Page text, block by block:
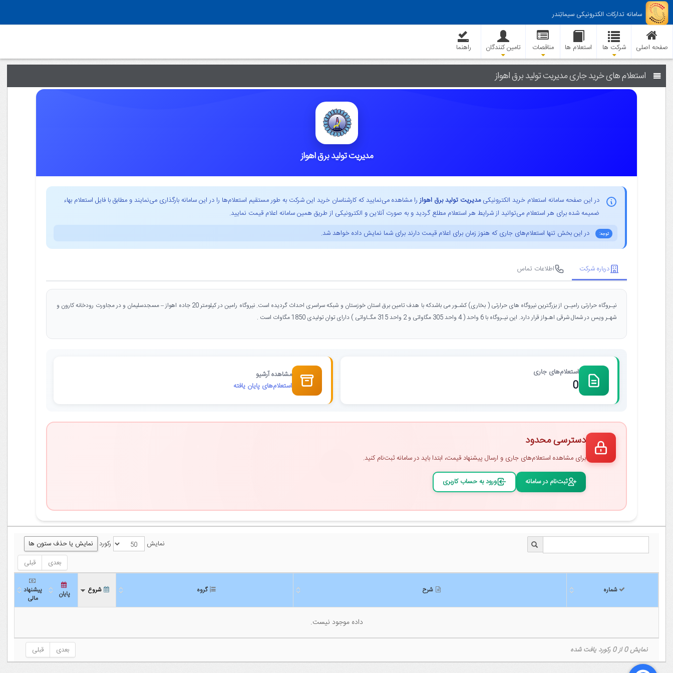
سامانه تدارکات الکترونیکی سیماتِندر
صفحه اصلی شرکت ها استعلام ها مناقصات تامین کنندگان راهنما
استعلام های خرید جاری مدیریت تولید برق اهواز
مدیریت تولید برق اهواز
در این صفحه سامانه استعلام خرید الکترونیکیمدیریت تولید برق اهوازرا مشاهده می‌نمایید که کارشناسان خرید این شرکت به طور مستقیم استعلام‌ها را در این سامانه بارگذاری می‌نمایند و مطابق با فایل استعلام بهاء
ضمیمه شده برای هر استعلام می‌توانید از شرایط هر استعلام مطلع گردید و به صورت آنلاین و الکترونیکی از طریق همین سامانه اعلام قیمت نمایید.
توجه: در این بخش تنها استعلام‌های جاری که هنوز زمان برای اعلام قیمت دارند برای شما نمایش داده خواهد شد.
درباره شرکت اطلاعات تماس
نیـروگاه حرارتی رامیـن از بزرگترین نیروگاه های حرارتی ( بخاری) کشـور می باشدکه با هدف تامین برق استان خوزستان و شبکه سراسری احداث گردیده است. نیروگاه رامین در کیلومتر 20 جاده اهواز – مسجدسلیمان و در مجاورت رودخانه کارون و
شهـر ویس در شمال شرقی اهـواز قرار دارد. این نیـروگاه با 6 واحد ( 4 واحد 305 مگاواتی و 2 واحد 315 مگـاواتی ) دارای توان تولیدی 1850 مگاوات است .
استعلام‌های جاری
0
مشاهده آرشیو
استعلام‌های پایان یافته
دسترسی محدود
برای مشاهده استعلام‌های جاری و ارسال پیشنهاد قیمت، ابتدا باید در سامانه ثبت‌نام کنید.
ثبت‌نام در سامانه ورود به حساب کاربری
نمایش یا حذف ستون ها نمایش
رکورد
قبلی
بعدی
شماره شرح گروه شروع پایان
پیشنهاد
مالی
داده موجود نیست.
نمایش 0 از 0 رکورد یافت شده قبلی بعدی